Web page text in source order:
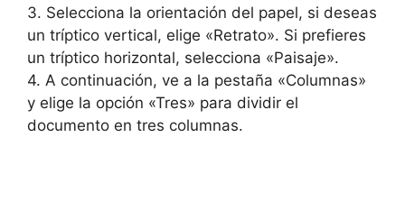
3. Selecciona la orientación del papel, si deseas
un tríptico vertical, elige «Retrato». Si prefieres
un tríptico horizontal, selecciona «Paisaje».
4. A continuación, ve a la pestaña «Columnas»
y elige la opción «Tres» para dividir el
documento en tres columnas.